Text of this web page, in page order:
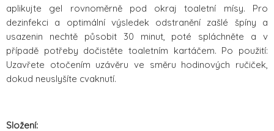
aplikujte gel rovnoměrně pod okraj toaletní mísy. Pro
dezinfekci a optimální výsledek odstranění zašlé špíny a
usazenin nechtě působit 30 minut, poté spláchněte a v
případě potřeby dočistěte toaletním kartáčem. Po použití:
Uzavřete otočením uzávěru ve směru hodinových ručiček,
dokud neuslyšíte cvaknutí.
Složení: